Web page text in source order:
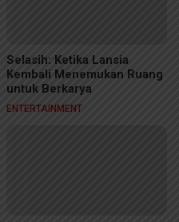
Selasih: Ketika Lansia
Kembali Menemukan Ruang
untuk Berkarya
ENTERTAINMENT